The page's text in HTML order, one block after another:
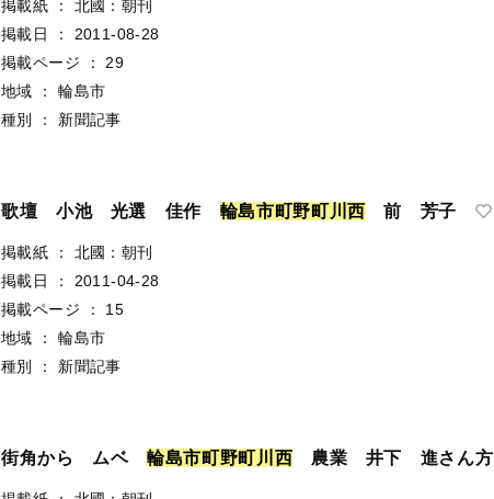
掲載紙 ：
北國：朝刊
掲載日
：
2011-08-28
掲載ページ
：
29
地域
：
輪島市
種別
： 新聞記事
歌壇 小池 光選 佳作 輪島市町野町川西 前 芳子
掲載紙 ：
北國：朝刊
掲載日
：
2011-04-28
掲載ページ
：
15
地域
：
輪島市
種別
： 新聞記事
街角から ムベ輪島市町野町川 西 農業 井下 進さん方